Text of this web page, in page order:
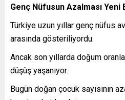
Genç Nüfusun Azalması Yeni
Türkiye uzun yıllar genç nüfus
arasında gösteriliyordu.
Ancak son yıllarda doğum
düşüş yaşanıyor.
Bugün doğan çocuk sayısının